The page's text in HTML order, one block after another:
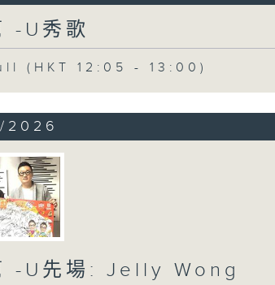
-U秀歌
(HKT 12:05 - 13:00)
2026
-U先場: Jelly Wong